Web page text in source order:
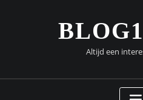
Altijd een